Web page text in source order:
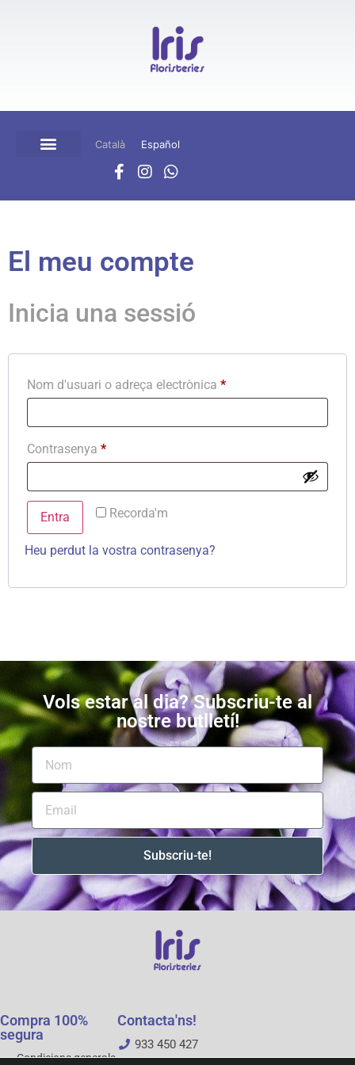
Català Español
El meu compte
Inicia una sessió
Nom d'usuari o adreça electrònica *
Contrasenya *
Recorda'm
Entra
Heu perdut la vostra contrasenya?
Vols estar al dia? Subscriu-te al
nostre butlletí!
Subscriu-te!
Compra 100%
segura
Condicions generals
Contacta'ns!
933 450 427